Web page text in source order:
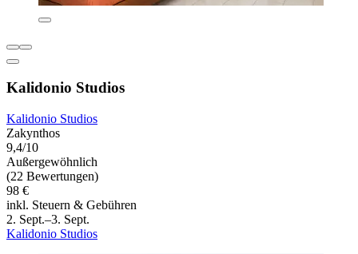
Kalidonio Studios
Kalidonio Studios
Zakynthos
9,4/10
Außergewöhnlich
(22 Bewertungen)
98 €
inkl. Steuern & Gebühren
2. Sept.–3. Sept.
Kalidonio Studios